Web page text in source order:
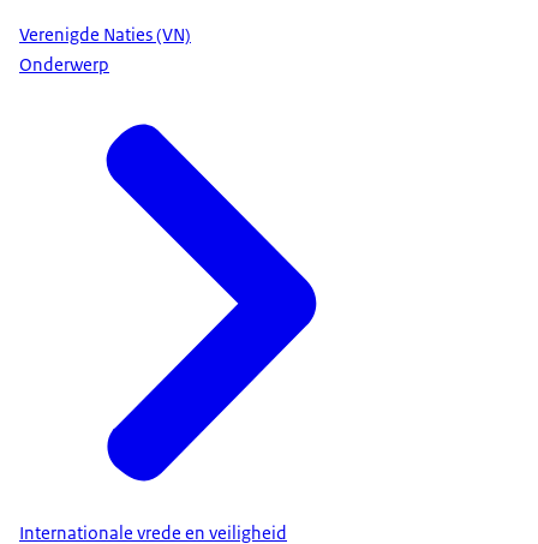
Verenigde Naties (VN)
Onderwerp
Internationale vrede en veiligheid